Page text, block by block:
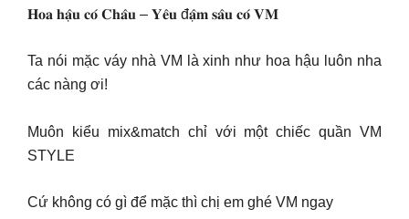
𝐇𝐨𝐚 𝐡𝐚̣̂𝐮 𝐜𝐨́ 𝐂𝐡𝐚̂𝐮 – 𝐘𝐞̂𝐮 đ𝐚̣̂𝐦 𝐬𝐚̂𝐮 𝐜𝐨́ 𝐕𝐌
Ta nói mặc váy nhà VM là xinh như hoa hậu luôn nha
các nàng ơi!
Muôn kiểu mix&match chỉ với một chiếc quần VM
STYLE
Cứ không có gì để mặc thì chị em ghé VM ngay